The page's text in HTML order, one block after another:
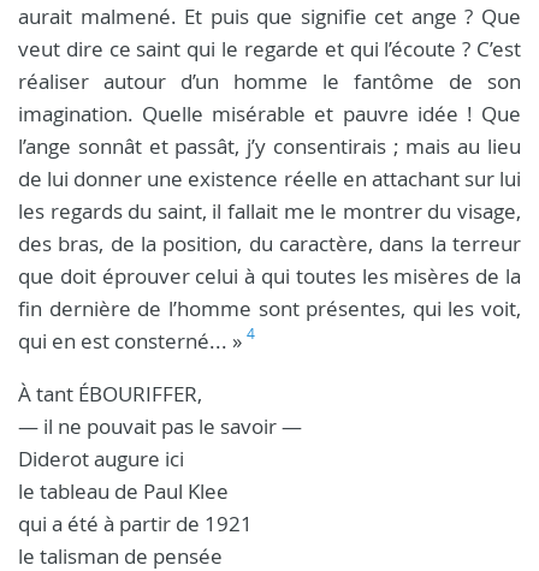
aurait malmené. Et puis que signifie cet ange ? Que
veut dire ce saint qui le regarde et qui l’écoute ? C’est
réaliser autour d’un homme le fantôme de son
imagination. Quelle misérable et pauvre idée ! Que
l’ange sonnât et passât, j’y consentirais ; mais au lieu
de lui donner une existence réelle en attachant sur lui
les regards du saint, il fallait me le montrer du visage,
des bras, de la position, du caractère, dans la terreur
que doit éprouver celui à qui toutes les misères de la
fin dernière de l’homme sont présentes, qui les voit,
qui en est consterné... » 4
À tant ÉBOURIFFER,
— il ne pouvait pas le savoir —
Diderot augure ici
le tableau de Paul Klee
qui a été à partir de 1921
le talisman de pensée